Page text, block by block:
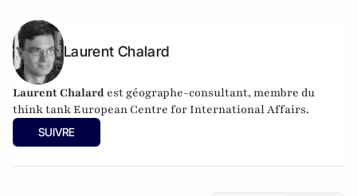
Laurent Chalard
Laurent Chalard est géographe-consultant, membre du
think tankEuropean Centre for International Affairs.
SUIVRE